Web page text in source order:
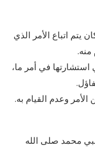
اتباع الأمر الذي
منه.
في أمر ما،
وعدم القيام به.
محمد صلى الله